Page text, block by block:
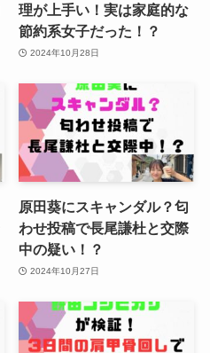
理が上手い！実は家庭的な
節約系女子だった！？
2024年10月28日
原田葵にスキャンダル？匂
わせ投稿で長尾謙杜と交際
中の疑い！？
2024年10月27日